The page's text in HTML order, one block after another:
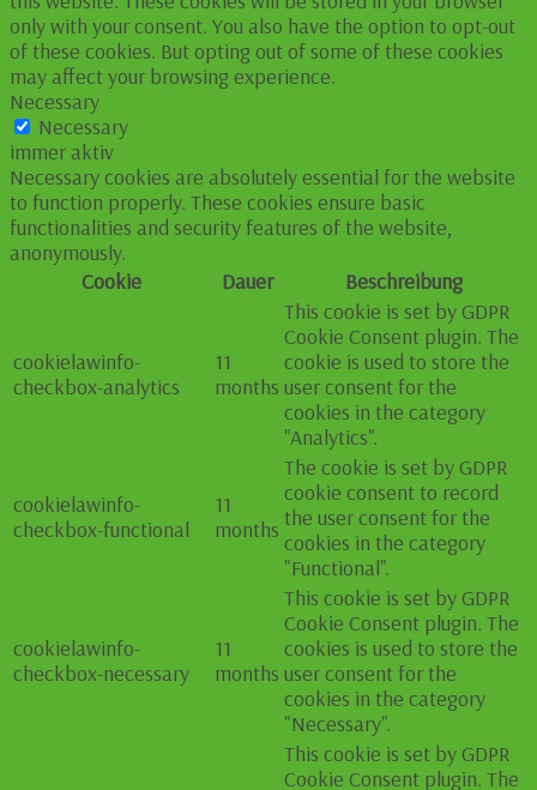
only with your consent. You also have the option to opt-out
of these cookies. But opting out of some of these cookies
may affect your browsing experience.
Necessary
Necessary
immer aktiv
Necessary cookies are absolutely essential for the website
to function properly. These cookies ensure basic
functionalities and security features of the website,
anonymously.
Cookie
Dauer Beschreibung
cookielawinfo-
checkbox-analytics
11
months
This cookie is set by GDPR
Cookie Consent plugin. The
cookie is used to store the
user consent for the
cookies in the category
"Analytics".
cookielawinfo-
checkbox-functional
11
months
The cookie is set by GDPR
cookie consent to record
the user consent for the
cookies in the category
"Functional".
cookielawinfo-
checkbox-necessary
11
months
This cookie is set by GDPR
Cookie Consent plugin. The
cookies is used to store the
user consent for the
cookies in the category
"Necessary".
This cookie is set by GDPR
Cookie Consent plugin. The